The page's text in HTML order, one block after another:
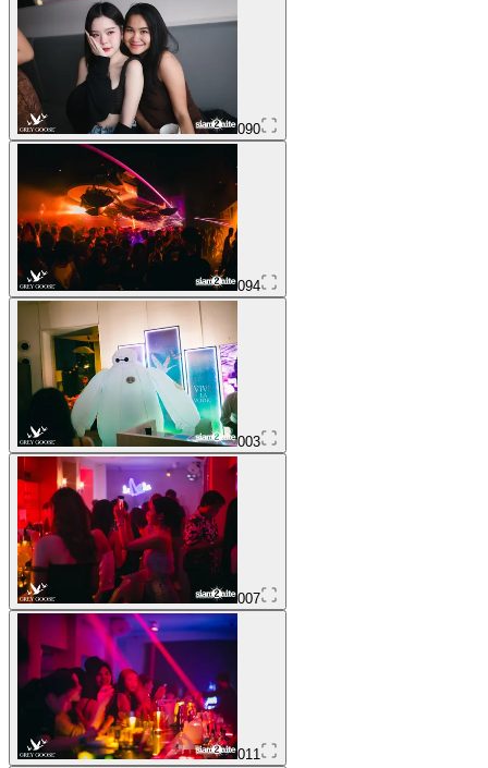
090
094
003
007
011